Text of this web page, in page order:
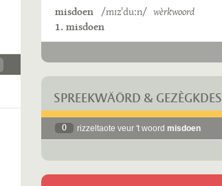
misdoen /mɪzˈduːn/ wèrkwoord
1. misdoen
SPREEKWÄÖRD & GEZÈGKDES
0 rizzeltaote veur 't woord misdoen